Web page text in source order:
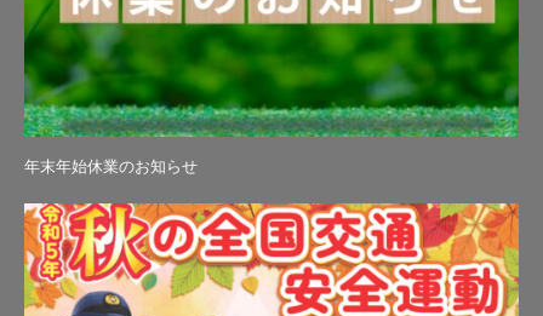
年末年始休業のお知らせ